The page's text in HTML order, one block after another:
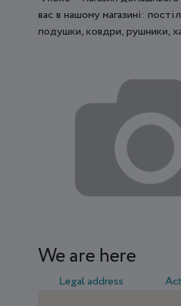
вас в нашому магазині:
подушки, ковдри, рушники,
We are here
Legal address